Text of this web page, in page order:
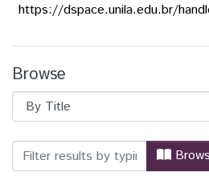
https://dspace.unila.edu.br/
Browse
Browsing BND -